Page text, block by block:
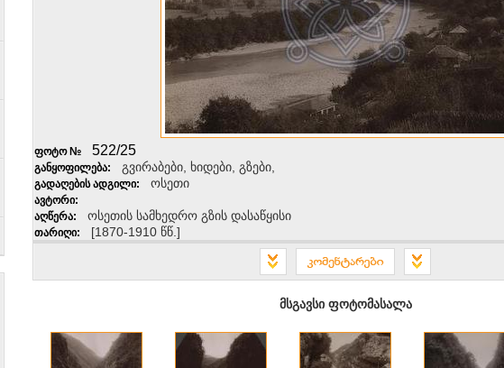
ფოტო № 522/25
განყოფილება: გვირაბები, ხიდები, გზები,
გადაღების ადგილი: ოსეთი
ავტორი:
აღწერა:
ოსეთის სამხედრო გზის დასაწყისი
თარიღი: [1870-1910 წწ.]
კომენტარების დასატოვებლად გთხოვთ გაიაროთ ავტორიზაცია
მსგავსი ფოტომასალა